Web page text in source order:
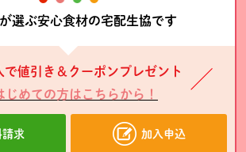
選ぶ安心食材の宅配生協です
で値引き＆クーポンプレゼント
じめての方はこちらから！
請求 加入申込